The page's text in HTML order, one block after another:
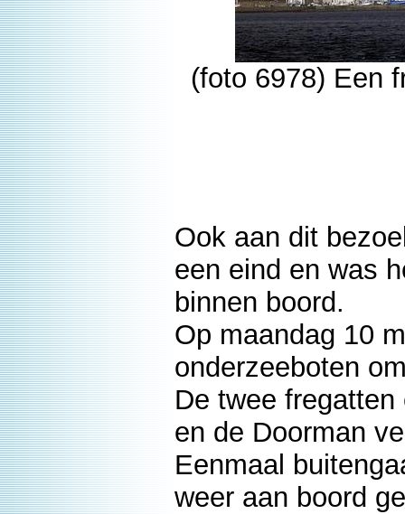
(foto 6978) Een
Ook aan dit
een eind en was
binnen boord.
Op maandag 10
onderzeeboten
De twee
en de Doorman
Eenmaal
weer aan boord